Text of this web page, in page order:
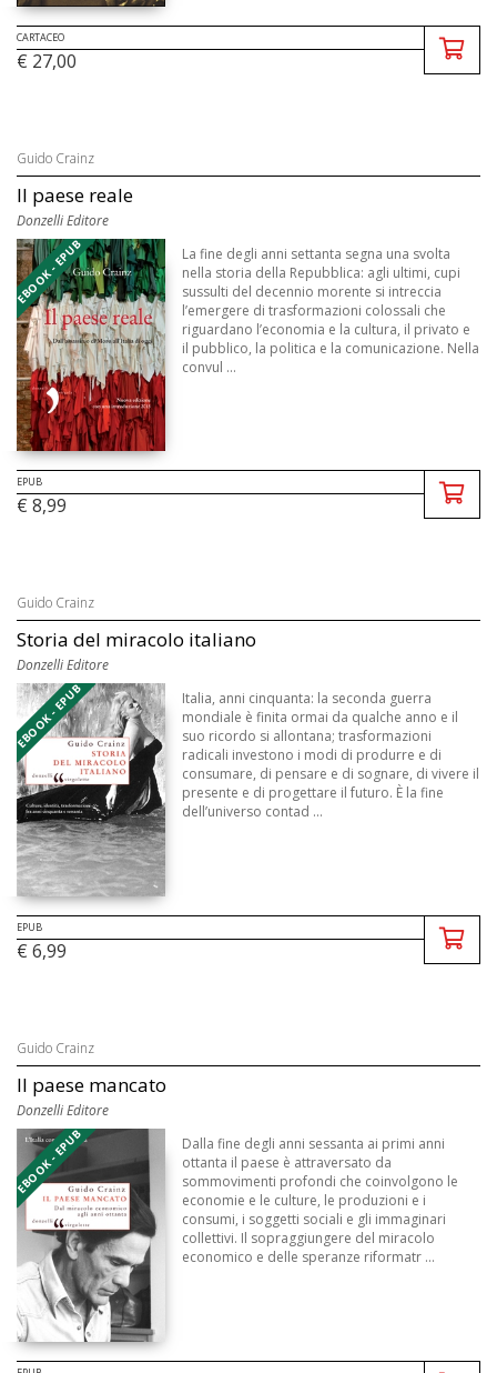
CARTACEO
€ 27,00
Guido Crainz
Il paese reale
Donzelli Editore
EBOOK - EPUB
La fine degli anni settanta segna una svolta
nella storia della Repubblica: agli ultimi, cupi
sussulti del decennio morente si intreccia
l’emergere di trasformazioni colossali che
riguardano l’economia e la cultura, il privato e
il pubblico, la politica e la comunicazione. Nella
convul ...
EPUB
€ 8,99
Guido Crainz
Storia del miracolo italiano
Donzelli Editore
EBOOK - EPUB
Italia, anni cinquanta: la seconda guerra
mondiale è finita ormai da qualche anno e il
suo ricordo si allontana; trasformazioni
radicali investono i modi di produrre e di
consumare, di pensare e di sognare, di vivere il
presente e di progettare il futuro. È la fine
dell’universo contad ...
EPUB
€ 6,99
Guido Crainz
Il paese mancato
Donzelli Editore
EBOOK - EPUB
Dalla fine degli anni sessanta ai primi anni
ottanta il paese è attraversato da
sommovimenti profondi che coinvolgono le
economie e le culture, le produzioni e i
consumi, i soggetti sociali e gli immaginari
collettivi. Il sopraggiungere del miracolo
economico e delle speranze riformatr ...